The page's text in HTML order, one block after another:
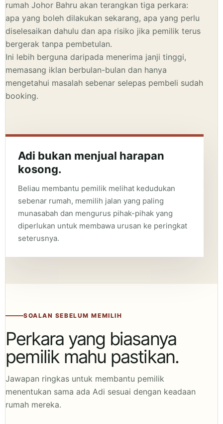
rumah Johor Bahru akan terangkan tiga perkara:
apa yang boleh dilakukan sekarang, apa yang perlu
diselesaikan dahulu dan apa risiko jika pemilik terus
bergerak tanpa pembetulan.
Ini lebih berguna daripada menerima janji tinggi,
memasang iklan berbulan-bulan dan hanya
mengetahui masalah sebenar selepas pembeli sudah
booking.
Adi bukan menjual harapan
kosong.
Beliau membantu pemilik melihat kedudukan
sebenar rumah, memilih jalan yang paling
munasabah dan mengurus pihak-pihak yang
diperlukan untuk membawa urusan ke peringkat
seterusnya.
SOALAN SEBELUM MEMILIH
Perkara yang biasanya
pemilik mahu pastikan.
Jawapan ringkas untuk membantu pemilik
menentukan sama ada Adi sesuai dengan keadaan
rumah mereka.